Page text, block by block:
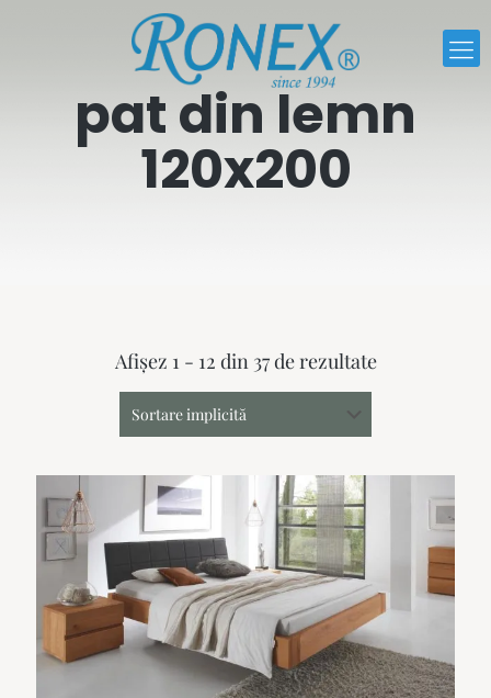
pat din lemn
120x200
Afișez 1 - 12 din 37 de rezultate